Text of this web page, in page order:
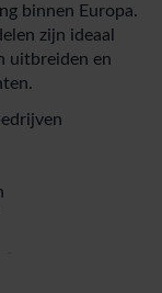
binnen Europa.
zijn ideaal
uitbreiden en